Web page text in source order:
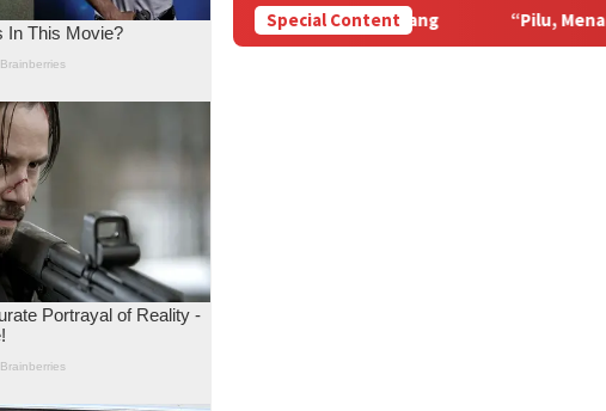
Special Content
Desa Lermantang “Pilu, Menanti Kepastian Pembayaran